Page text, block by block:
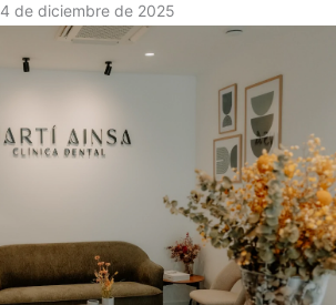
4 de diciembre de 2025